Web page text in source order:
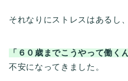
それなりにストレスはあるし、
「６０歳までこうやって働く
不安になってきました。